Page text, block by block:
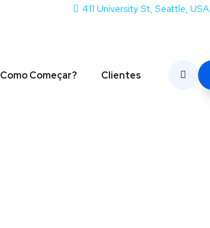
411 University St, Seattle, USA
Como Começar? Clientes